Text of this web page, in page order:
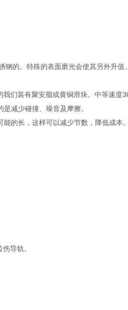
的。特殊的表面磨光会使其另外升值
们装有聚安脂或黄铜滑块。中等速度
减少碰撞、噪音及摩擦。
的长，这样可以减少节数，降低成本
伤导轨。